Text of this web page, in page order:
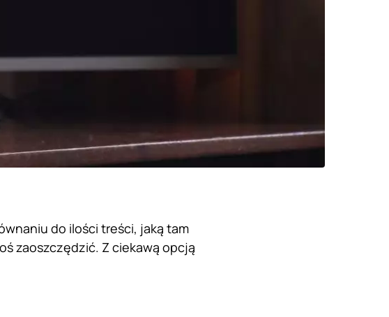
do ilości treści, jaką tam
zaoszczędzić. Z ciekawą opcją